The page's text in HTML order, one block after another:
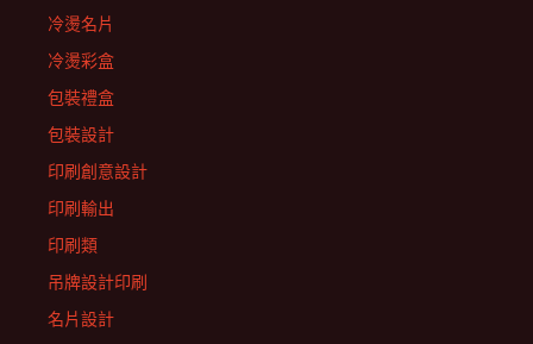
冷燙名片
冷燙彩盒
包裝禮盒
包裝設計
印刷創意設計
印刷輸出
印刷類
吊牌設計印刷
名片設計